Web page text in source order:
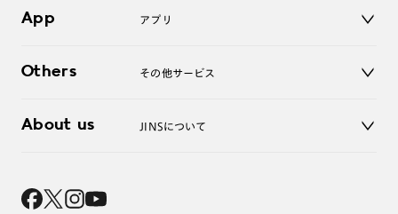
よくあるご質問
お問い合わせ
App アプリ
Others その他サービス
レンズ交換
About us JINSについて
採用情報